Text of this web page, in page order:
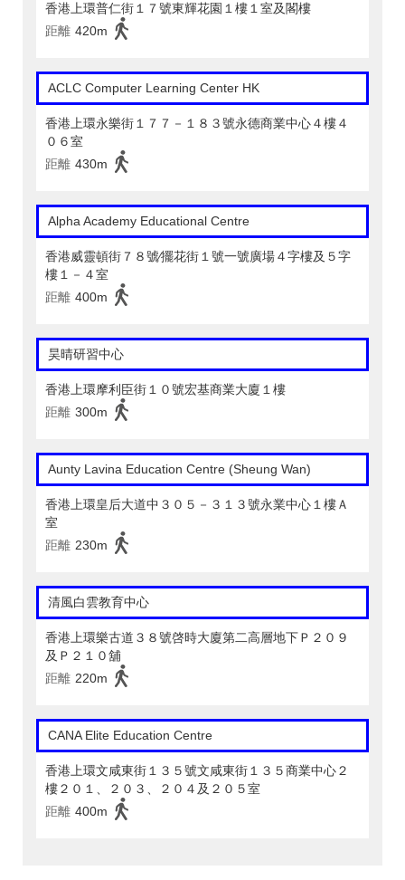
香港上環普仁街１７號東輝花園１樓１室及閣樓
距離 420m
ACLC Computer Learning Center HK
香港上環永樂街１７７－１８３號永德商業中心４樓４
０６室
距離 430m
Alpha Academy Educational Centre
香港威靈頓街７８號∕擺花街１號一號廣場４字樓及５字
樓１－４室
距離 400m
昊晴研習中心
香港上環摩利臣街１０號宏基商業大廈１樓
距離 300m
Aunty Lavina Education Centre (Sheung Wan)
香港上環皇后大道中３０５－３１３號永業中心１樓Ａ
室
距離 230m
清風白雲教育中心
香港上環樂古道３８號啓時大廈第二高層地下Ｐ２０９
及Ｐ２１０舖
距離 220m
CANA Elite Education Centre
香港上環文咸東街１３５號文咸東街１３５商業中心２
樓２０１、２０３、２０４及２０５室
距離 400m